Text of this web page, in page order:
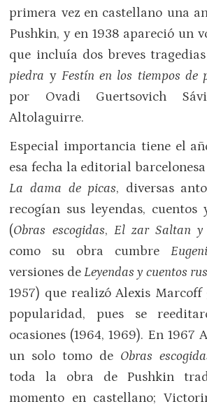
primera vez en castellano una
Pushkin, y en 1938 apareció un
que incluía dos breves
piedra y Festín en los tiempos de
por Ovadi Guertsovich
Altolaguirre.
Especial importancia tiene el
esa fecha la editorial
La dama de picas, diversas
recogían sus leyendas, cuentos
(Obras escogidas, El zar Saltan y
como su obra cumbre
versiones deLeyendas y cuentos
1957) que realizó Alexis Marcoff
popularidad, pues se
ocasiones (1964, 1969). En 1967
un solo tomo de Obras
toda la obra de Pushkin
momento en castellano;